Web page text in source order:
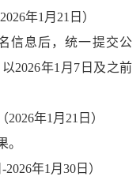
年1月21日）
息后，统一提交公
2026年1月7日及之前
年1月21日）
年1月30日）